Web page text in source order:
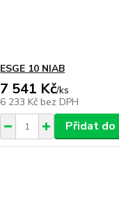
ESGE 10 NIAB
7 541 Kč/ks
6 233 Kč bez DPH
Přidat do